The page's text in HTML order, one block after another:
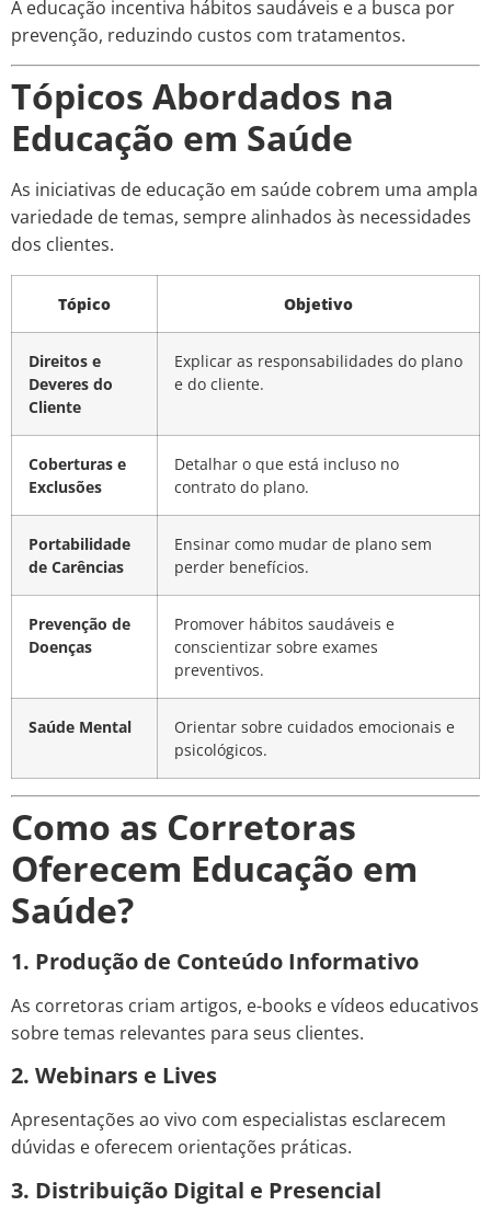
A educação incentiva hábitos saudáveis e a busca por
prevenção, reduzindo custos com tratamentos.
Tópicos Abordados na
Educação em Saúde
As iniciativas de educação em saúde cobrem uma ampla
variedade de temas, sempre alinhados às necessidades
dos clientes.
Tópico Objetivo
Direitos e
Deveres do
Cliente
Explicar as responsabilidades do plano
e do cliente.
Coberturas e
Exclusões
Detalhar o que está incluso no
contrato do plano.
Portabilidade
de Carências
Ensinar como mudar de plano sem
perder benefícios.
Prevenção de
Doenças
Promover hábitos saudáveis e
conscientizar sobre exames
preventivos.
Saúde Mental
Orientar sobre cuidados emocionais e
psicológicos.
Como as Corretoras
Oferecem Educação em
Saúde?
1. Produção de Conteúdo Informativo
As corretoras criam artigos, e-books e vídeos educativos
sobre temas relevantes para seus clientes.
2. Webinars e Lives
Apresentações ao vivo com especialistas esclarecem
dúvidas e oferecem orientações práticas.
3. Distribuição Digital e Presencial